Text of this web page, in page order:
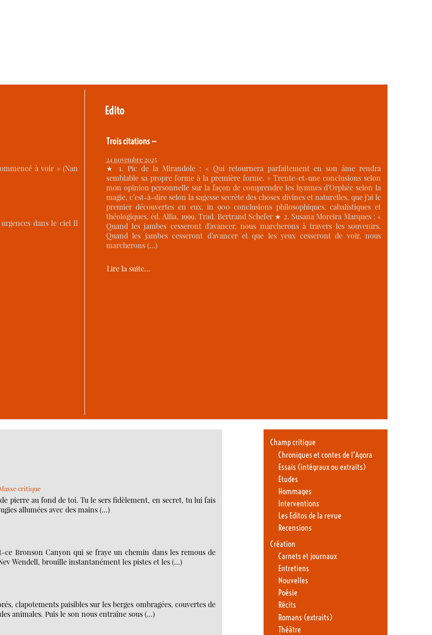
à voir » (Nan
dans le ciel Il
Edito
Trois citations —
24 novembre 2025
★ 1. Pic de la Mirandole : « Qui retournera parfaitement en son âme rendra
semblable sa propre forme à la première forme. » Trente-et-une conclusions selon
mon opinion personnelle sur la façon de comprendre les hymnes d’Orphée selon la
magie, c’est-à-dire selon la sagesse secrète des choses divines et naturelles, que j’ai le
premier découvertes en eux, in 900 conclusions philosophiques, cabalistiques et
théologiques, éd. Allia, 1999, Trad. Bertrand Schefer ★ 2. Susana Moreira Marques : «
Quand les jambes cesseront d’avancer, nous marcherons à travers les souvenirs.
Quand les jambes cesseront d’avancer et que les yeux cesseront de voir, nous
marcherons (…)
Lire la suite…
critique
pierre au fond de toi. Tu le sers fidèlement, en secret, tu lui fais
allumées avec des mains (…)
Bronson Canyon qui se fraye un chemin dans les remous de
Wendell, brouille instantanément les pistes et les (…)
clapotements paisibles sur les berges ombragées, couvertes de
animales. Puis le son nous entraîne sous (…)
Champ critique
Chroniques et contes de l’Agora
Essais (intégraux ou extraits)
Etudes
Hommages
Interventions
Les Editos de la revue
Recensions
Création
Carnets et journaux
Entretiens
Nouvelles
Poésie
Récits
Romans (extraits)
Théâtre